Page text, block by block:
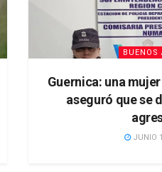
BUENOS
Guernica: una
aseguró que se
JUNIO